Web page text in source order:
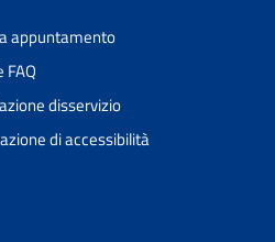
appuntamento
FAQ
disservizio
di accessibilità